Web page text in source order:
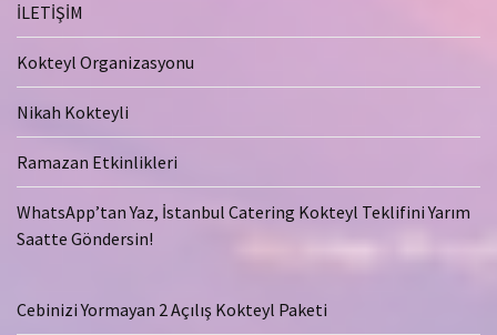
İLETİŞİM
Kokteyl Organizasyonu
Nikah Kokteyli
Ramazan Etkinlikleri
WhatsApp’tan Yaz, İstanbul Catering Kokteyl Teklifini Yarım
Saatte Göndersin!
Cebinizi Yormayan 2 Açılış Kokteyl Paketi